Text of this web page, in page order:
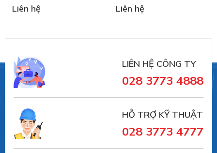
Công nghiệp hóa chất / hóa dầu
Máy móc và Kỹ thuật Nhà máy:
Máy móc / Ô tô
Đóng tàu và thiết bị hàng hải
- Đo áp suất điện tử (
Electronic pressure
measurement)
Type series PASCAL Ci4 series - multifunctional
Liên hệ Liên hệ
LIÊN HỆ CÔNG TY
028 3773 4888
HỖ TRỢ KỸ THUẬT
028 3773 4777